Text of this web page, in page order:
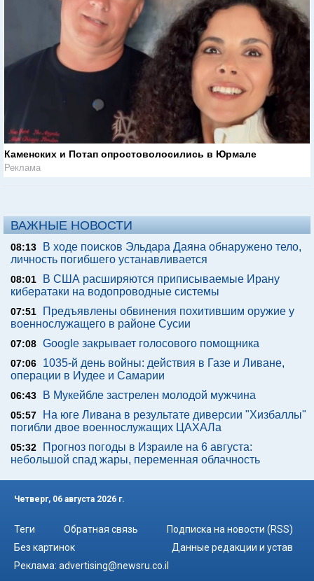
Каменских и Потап опростоволосились в Юрмале
Реклама
ВАЖНЫЕ НОВОСТИ
08:13
В ходе поисков Эльдара Даяна обнаружено тело,
личность погибшего устанавливается
08:01
В США расширяются приписываемые Ирану
кибератаки на водопроводные системы
07:51
Предъявлены обвинения похитившим оружие у
военнослужащего в районе Сусии
07:08 Google закрывает голосового помощника
07:06
1035-й день войны: действия в Газе и Ливане,
операции в Иудее и Самарии
06:43 В Мукейбле застрелен молодой мужчина
05:57
На юге Ливана в результате диверсии "Хизбаллы"
погибли двое военнослужащих ЦАХАЛа
05:32
Прогноз погоды в Израиле на 6 августа:
небольшой спад жары, переменная облачность
Четверг, 06 августа 2026 г.
Теги Обратная связь
Подписка на новости (RSS)
Без картинок
Данные редакции и устав
Реклама: advertising@newsru.co.il